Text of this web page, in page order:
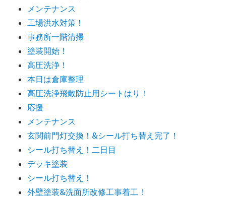
メンテナンス
工場洪水対策！
事務所一階清掃
塗装開始！
高圧洗浄！
本日は倉庫整理
高圧洗浄飛散防止用シートはり！
応援
メンテナンス
玄関前門灯交換！&シール打ち替え完了！
シール打ち替え！二日目
デッキ塗装
シール打ち替え！
外壁塗装&洗面所改修工事着工！